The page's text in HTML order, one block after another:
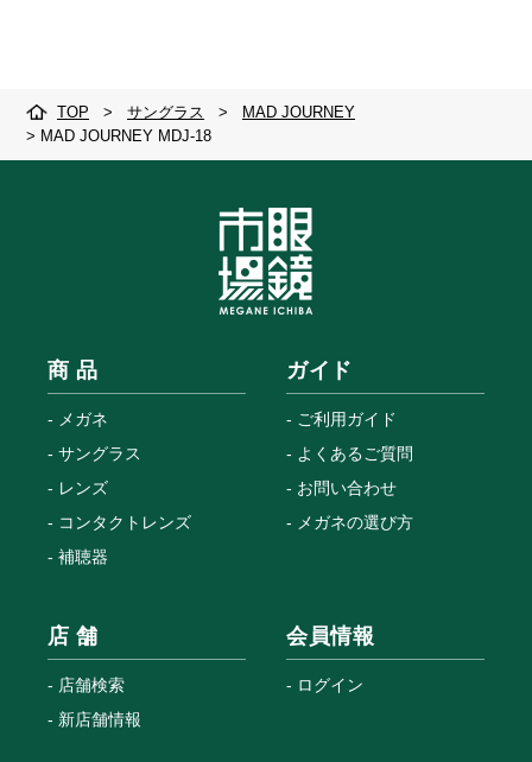
TOP > サングラス >
MAD JOURNEY
> MAD JOURNEY MDJ-18
商 品
メガネ
サングラス
レンズ
コンタクトレンズ
補聴器
ガイド
ご利用ガイド
よくあるご質問
お問い合わせ
メガネの選び方
店 舗
店舗検索
新店舗情報
会員情報
ログイン